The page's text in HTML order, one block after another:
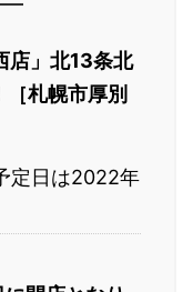
店」北13条北
札幌市厚別
定日は2022年